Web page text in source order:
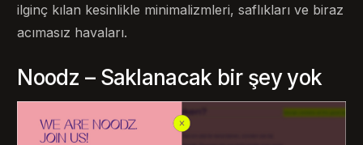
ilginç kılan kesinlikle minimalizmleri, saflıkları ve biraz
acımasız havaları.
Noodz – Saklanacak bir şey yok